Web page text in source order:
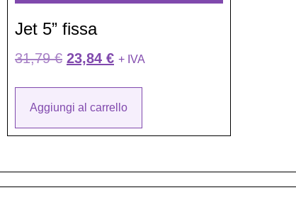
Jet 5” fissa
31,79€ 23,84 € + IVA
Aggiungi al carrello